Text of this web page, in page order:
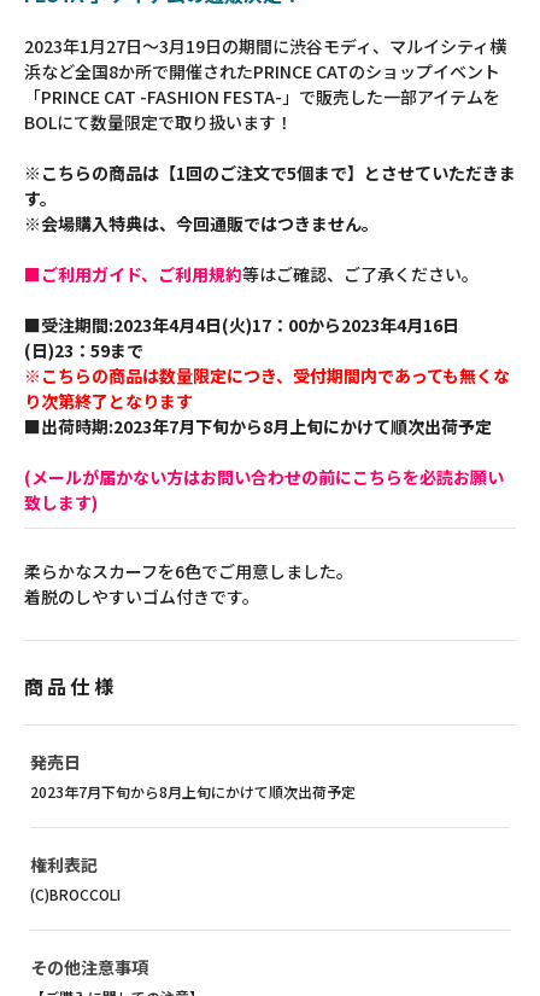
2023年1月27日～3月19日の期間に渋谷モディ、マルイシティ横
浜など全国8か所で開催されたPRINCE CATのショップイベント
「PRINCE CAT -FASHION FESTA-」で販売した一部アイテムを
BOLにて数量限定で取り扱います！
※こちらの商品は【1回のご注文で5個まで】とさせていただきま
す。
※会場購入特典は、今回通販ではつきません。
■ご利用ガイド、ご利用規約等はご確認、ご了承ください。
■受注期間:2023年4月4日(火)17：00から2023年4月16日
(日)23：59まで
※こちらの商品は数量限定につき、受付期間内であっても無くな
り次第終了となります
■出荷時期:2023年7月下旬から8月上旬にかけて順次出荷予定
(メールが届かない方はお問い合わせの前にこちらを必読お願い
致します)
柔らかなスカーフを6色でご用意しました。
着脱のしやすいゴム付きです。
商品仕様
発売日
2023年7月下旬から8月上旬にかけて順次出荷予定
権利表記
(C)BROCCOLI
その他注意事項